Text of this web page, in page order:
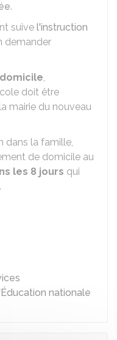
.
suive l'instruction
demander
,
doit être
mairie du nouveau
dans la famille,
de domicile au
les 8 jours qui
nationale